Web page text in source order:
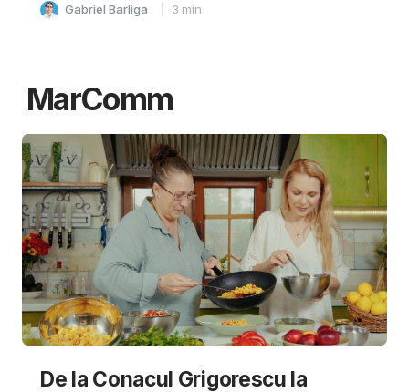
Gabriel Barliga 3 min
MarComm
De la Conacul Grigorescu la